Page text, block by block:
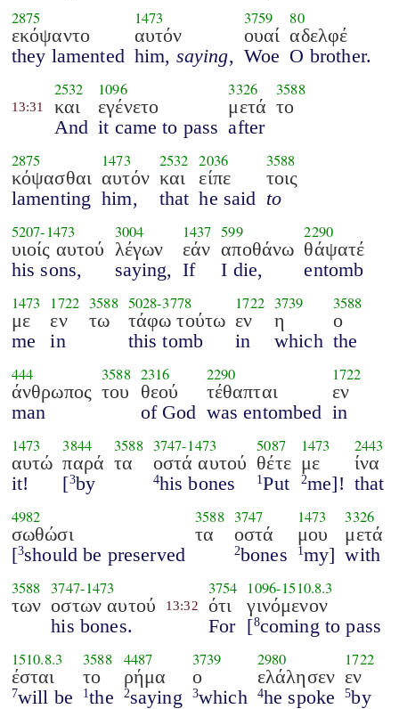
2875
εκόψαντο
they lamented
1473
αυτόν
him, saying,
3759
ουαί
Woe
80
αδελφέ
O brother.
13:31
2532
και
And
1096
εγένετο
it came to pass
3326
μετά
after
3588
το
2875
κόψασθαι
lamenting
1473
αυτόν
him,
2532
και
that
2036
είπε
he said
3588
τοις
to
5207-1473
υιοίς αυτού
his sons,
3004
λέγων
saying,
1437
εάν
If
599
αποθάνω
I die,
2290
θάψατέ
entomb
1473
με
me
1722
εν
in
3588
τω
5028-3778
τάφω τούτω
this tomb
1722
εν
in
3739
η
which
3588
ο
the
444
άνθρωπος
man
3588
του
2316
θεού
of God
2290
τέθαπται
was entombed
1722
εν
in
1473
αυτώ
it!
3844
παρά
[3by
3588
τα
3747-1473
οστά αυτού
4his bones
5087
θέτε
1Put
1473
με
2me]!
2443
ίνα
that
4982
σωθώσι
[3should be preserved
3588
τα
3747
οστά
2bones
1473
μου
1 my]
3326
μετά
with
3588
των
3747-1473
οστων αυτού
his bones.
13:32
3754
ότι
For
1096-1510.8.3
γινόμενον
[8coming to pass
1510.8.3
έσται
7will be
3588
το
1the
4487
ρήμα
2saying
3739
ο
3which
2980
ελάλησεν
4he spoke
1722
εν
5by